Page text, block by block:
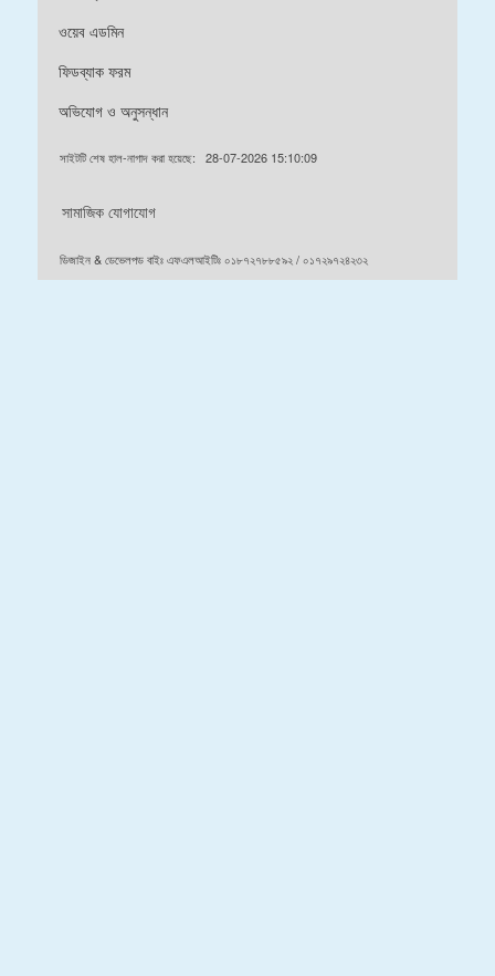
ওয়েব এডমিন
ফিডব্যাক ফরম
অভিযোগ ও অনুসন্ধান
সাইটটি শেষ হাল-নাগাদ করা হয়েছে: 28-07-2026 15:10:09
সামাজিক যোগাযোগ
ডিজাইন & ডেভেলপড বাইঃ এফএলআইটিঃ ০১৮৭২৭৮৮৫৯২ / ০১৭২৯৭২৪২৩২